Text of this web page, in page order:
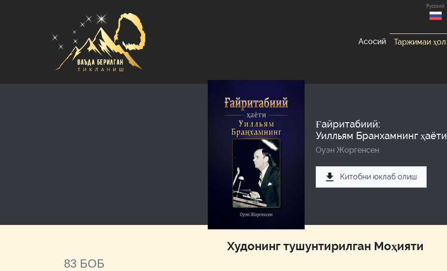
Русский
Асосий Таржимаи ҳол
Ғайритабиий:
Уилльям Бранхамнинг ҳаёти
Оуэн Жоргенсен
Китобни юклаб олиш
Худонинг тушунтирилган Моҳияти
83 БОБ